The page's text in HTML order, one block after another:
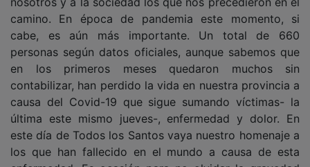
camino. En época de pandemia este momento, si
cabe, es aún más importante. Un total de 660
personas según datos oficiales, aunque sabemos que
en los primeros meses quedaron muchos sin
contabilizar, han perdido la vida en nuestra provincia a
causa del Covid-19 que sigue sumando víctimas- la
última este mismo jueves-, enfermedad y dolor. En
este día de Todos los Santos vaya nuestro homenaje a
los que han fallecido en el mundo a causa de esta
enfermedad. Es ocasión para no olvidar la gravedad